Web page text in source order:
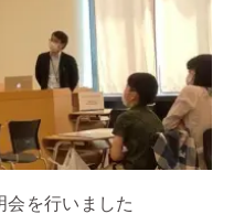
会を行いました